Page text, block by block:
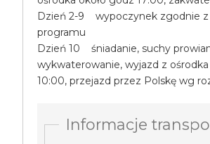
Dzień 2-9 wypoczynek zgodnie z
programu
Dzień 10 śniadanie, suchy
wykwaterowanie, wyjazd z
10:00, przejazd przez Polskę wg
Informacje